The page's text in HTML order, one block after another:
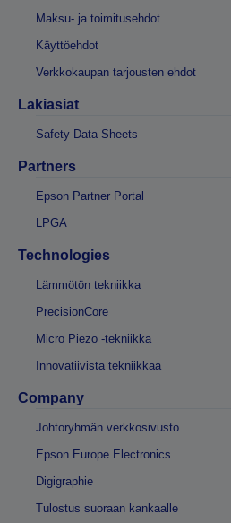
Maksu- ja toimitusehdot
Käyttöehdot
Verkkokaupan tarjousten ehdot
Lakiasiat
Safety Data Sheets
Partners
Epson Partner Portal
LPGA
Technologies
Lämmötön tekniikka
PrecisionCore
Micro Piezo -tekniikka
Innovatiivista tekniikkaa
Company
Johtoryhmän verkkosivusto
Epson Europe Electronics
Digigraphie
Tulostus suoraan kankaalle